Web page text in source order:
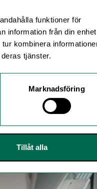
funktioner för
information från din enhet
kombinera
tjänster.
Marknadsföring
Tillåt alla